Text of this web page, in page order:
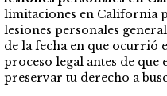
limitaciones en California
lesiones personales
de la fecha en que ocurrió
proceso legal antes de que
preservar tu derecho a